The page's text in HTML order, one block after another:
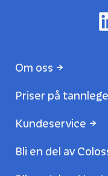
Om oss
Priser på
Kundeservice
Bli en del av